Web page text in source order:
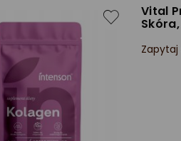
Vital
Zapytaj